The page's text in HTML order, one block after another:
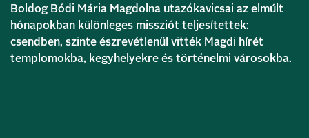
Boldog Bódi Mária Magdolna utazókavicsai az elmúlt
hónapokban különleges missziót teljesítettek:
csendben, szinte észrevétlenül vitték Magdi hírét
templomokba, kegyhelyekre és történelmi városokba.